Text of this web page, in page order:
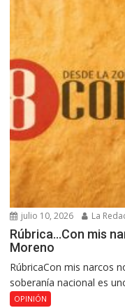
julio 10, 2026 La
Rúbrica…Con mis
Moreno
RúbricaCon mis narcos
soberanía nacional es
OPINIÓN